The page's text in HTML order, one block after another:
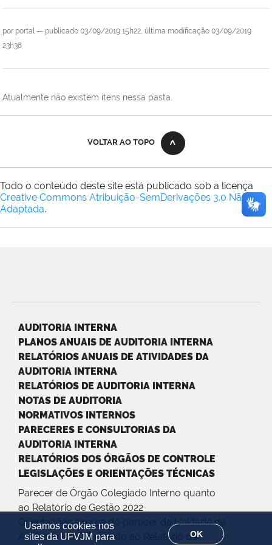
Usamos cookies nos
sites da UFVJM para
OK
por portal— publicado 03/09/2019 15h22, última modificação 03/09/2019
23h38
Atualmente não existem itens nessa pasta.
VOLTAR AO TOPO
Todo o conteúdo deste site está publicado sob a licença
Creative Commons Atribuição-SemDerivações 3.0 Não
Adaptada.
AUDITORIA INTERNA
PLANOS ANUAIS DE AUDITORIA INTERNA
RELATÓRIOS ANUAIS DE ATIVIDADES DA
AUDITORIA INTERNA
RELATÓRIOS DE AUDITORIA INTERNA
NOTAS DE AUDITORIA
NORMATIVOS INTERNOS
PARECERES E CONSULTORIAS DA
AUDITORIA INTERNA
RELATÓRIOS DOS ÓRGÃOS DE CONTROLE
LEGISLAÇÕES E ORIENTAÇÕES TÉCNICAS
Parecer de Órgão Colegiado Interno quanto
ao Relatório de Gestão 2022
Orientações acerca do parecer da Unidade de
Auditoria Interna quanto ao Relatório de